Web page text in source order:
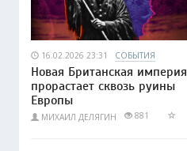
16.02.2026 23:31 СОБЫТИЯ
Новая Британская империя
прорастает сквозь руины
Европы
МИХАИЛ ДЕЛЯГИН 881